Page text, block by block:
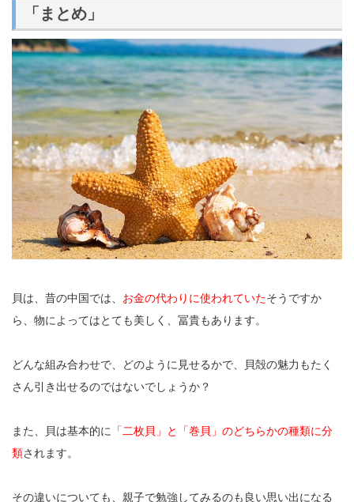
「まとめ」
貝は、昔の中国では、 お金の代わりに使われていたそうですか
ら、物によってはとても美しく、冨貴もあります。
どんな組み合わせで、どのように見せるかで、貝殻の魅力もたく
さん引き出せるのではないでしょうか？
また、貝は基本的に
「二枚貝」と「巻貝」のどちらかの種類に分
類されます。
その違いについても、親子で勉強してみるのも良い思い出になる